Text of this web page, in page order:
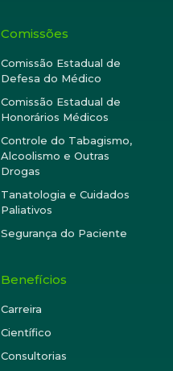
Comissões
Comissão Estadual de
Defesa do Médico
Comissão Estadual de
Honorários Médicos
Controle do Tabagismo,
Alcoolismo e Outras
Drogas
Tanatologia e Cuidados
Paliativos
Segurança do Paciente
Benefícios
Carreira
Científico
Consultorias